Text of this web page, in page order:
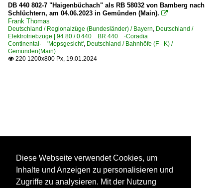
DB 440 802-7 "Haigenbüchach" als RB 58032 von Bamberg nach
Schlüchtern, am 04.06.2023 in Gemünden (Main). 
Frank Thomas
Deutschland / Regionalzüge (Bundesländer) / Bayern, Deutschland /
Elektrotriebzüge | 94 80 / 0 440 BR 440 ·Coradia
Continental· 'Mopsgesicht', Deutschland / Bahnhöfe (F - K) /
Gemünden(Main)
 220 1200x800 Px, 19.01.2024
Diese Webseite verwendet Cookies, um
Inhalte und Anzeigen zu personalisieren und
Zugriffe zu analysieren. Mit der Nutzung